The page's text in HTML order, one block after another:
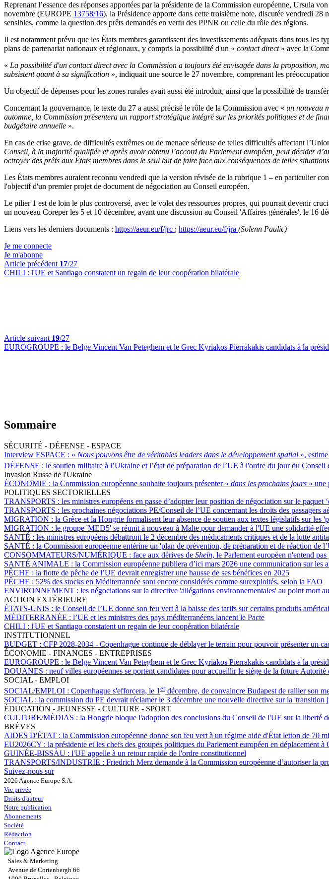
Reprenant l’essence des réponses apportées par la présidente de la Commission européenne, Ursula
novembre (EUROPE 13758/16), la Présidence apporte dans cette troisième note, discutée vendredi
sensibles, comme la question des prêts demandés en vertu des PPNR ou celle du rôle des régions.
Il est notamment prévu que les États membres garantissent des investissements adéquats dans tous
plans de partenariat nationaux et régionaux, y compris la possibilité d'un « contact direct » avec la
« La possibilité d'un contact direct avec la Commission a toujours été envisagée dans la proposition,
subsistent quant à sa signification », indiquait une source le 27 novembre, comprenant les
Un objectif de dépenses pour les zones rurales avait aussi été introduit, ainsi que la possibilité de
Concernant la gouvernance, le texte du 27 a aussi précisé le rôle de la Commission avec « un nouveau
automne, la Commission présentera un rapport stratégique intégré sur les priorités politiques et de
budgétaire annuelle ».
En cas de crise grave, de difficultés extrêmes ou de menace sérieuse de telles difficultés affectant
Conseil, à la majorité qualifiée et après avoir obtenu l’accord du Parlement européen, peut décider
octroyer des prêts aux États membres dans le seul but de faire face aux conséquences de telles situations
Les États membres auraient reconnu vendredi que la version révisée de la rubrique 1 – en particulier
l'objectif d'un premier projet de document de négociation au Conseil européen.
Le pilier 1 est de loin le plus controversé, avec le volet des ressources propres, qui pourrait devenir
un nouveau Coreper les 5 et 10 décembre, avant une discussion au Conseil 'Affaires générales', le 16
Liens vers les derniers documents : https://aeur.eu/f/jrc ; https://aeur.eu/f/jra (Solenn Paulic)
Je me connecte
Je m'abonne
Article précédent 17/27
CHILI : l'UE et Santiago constatent un regain de leur coopération bilatérale
Article suivant 19/27
EUROGROUPE : le Belge Vincent Van Peteghem et le Grec Kyriakos Pierrakakis candidats à la
Sommaire
SÉCURITÉ - DÉFENSE - ESPACE
Interview ESPACE : « Nous pouvons être de véritables leaders dans le développement spatial »,
DÉFENSE : le soutien militaire à l’Ukraine et l’état de préparation de l’UE à l'ordre du jour du Conseil
Invasion Russe de l'Ukraine
ÉCONOMIE : la Commission européenne souhaite toujours présenter « dans les prochains jours » une
POLITIQUES SECTORIELLES
TRANSPORTS : les ministres européens en passe d’adopter leur position de négociation sur le paquet
TRANSPORTS : les prochaines négociations PE/Conseil de l’UE concernant les droits des passagers
MIGRATION : la Grèce et la Hongrie formalisent leur absence de soutien aux textes législatifs sur les
MIGRATION : le groupe 'MED5' se réunit à nouveau à Malte pour demander à l'UE une solidarité
SANTÉ : les ministres européens débattront le 2 décembre des médicaments critiques et de la lutte
SANTÉ : la Commission européenne entérine un 'plan de prévention, de préparation et de réaction de
CONSOMMATEURS/NUMÉRIQUE : face aux dérives de Shein, le Parlement européen n'entend
SANTÉ ANIMALE : la Commission européenne publiera d’ici mars 2026 une communication sur les
PÊCHE : la flotte de pêche de l’UE devrait enregistrer une hausse de ses bénéfices en 2025
PÊCHE : 52% des stocks en Méditerrannée sont encore considérés comme surexploités, selon la FAO
ENVIRONNEMENT : les négociations sur la directive 'allégations environnementales' au point mort
ACTION EXTÉRIEURE
ÉTATS-UNIS : le Conseil de l’UE donne son feu vert à la baisse des tarifs sur certains produits
MÉDITERRANÉE : l’UE et les ministres des pays méditerranéens lancent le Pacte
CHILI : l'UE et Santiago constatent un regain de leur coopération bilatérale
INSTITUTIONNEL
BUDGET : CFP 2028-2034 - Copenhague continue de déblayer le terrain pour pouvoir présenter un
ÉCONOMIE - FINANCES - ENTREPRISES
EUROGROUPE : le Belge Vincent Van Peteghem et le Grec Kyriakos Pierrakakis candidats à la
DOUANES : neuf villes européennes se portent candidates pour accueillir le siège de la future
SOCIAL - EMPLOI
SOCIAL/EMPLOI : Copenhague s'efforcera, le 1erdécembre, de convaincre Budapest de rallier son
SOCIAL : la commission du PE devrait réclamer le 3 décembre une nouvelle directive sur la 'transition
ÉDUCATION - JEUNESSE - CULTURE - SPORT
CULTURE/MÉDIAS : la Hongrie bloque l'adoption des conclusions du Conseil de l'UE sur la liberté
BRÈVES
AIDES D'ÉTAT : la Commission européenne donne son feu vert à un régime aide d'État letton de 70
EU2026CY : la présidente et les chefs des groupes politiques du Parlement européen en déplacement à
GUINÉE-BISSAU : l'UE appelle à un retour rapide de l'ordre constitutionnel
TRANSPORTS/INDUSTRIE : Friedrich Merz demande à la Commission européenne d’autoriser la
Suivez-nous sur
2026 Agence Europe S.A.
Vie privée
Droits d'auteur
Notre publication
Abonnements
Société
Rédaction
Contact
Sales & Marketing
Avenue de Cortenbergh 66